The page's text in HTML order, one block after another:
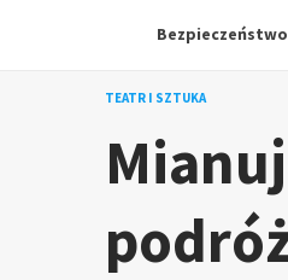
Bezpieczeństwo
TEATR I SZTUKA